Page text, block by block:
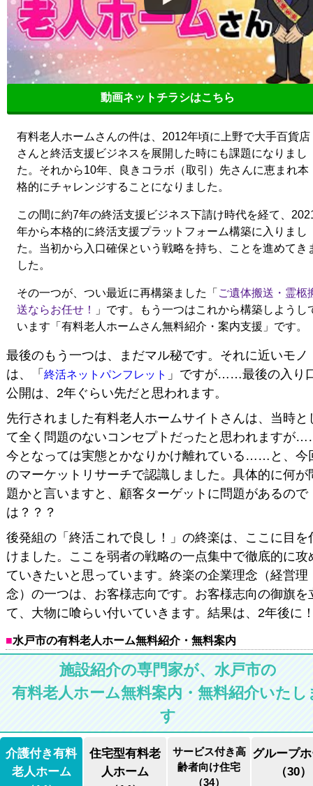
動画ネットチラシはこちら
有料老人ホームさんの件は、2012年頃に上野で大手百貨店
さんと終活支援ビジネスを展開した時にも課題になりまし
た。それから10年、良きコラボ（取引）先さんに恵まれ本
格的にチャレンジすることになりました。
この間に約7年の終活支援ビジネス下請け時代を経て、
年から本格的に終活支援プラットフォーム構築に入りまし
た。当初から入口確保という戦略を持ち、ことを進めてき
した。
その一つが、つい最近に再構築ました「 ご遺体搬送・霊柩
送ならお任せ！
」です。もう一つはこれから構築しようし
います「有料老人ホームさん無料紹介・案内支援」です。
最後のもう一つは、まだマル秘です。それに近いモノ
は、「 終活ネットパンフレット 」ですが……最後の入り
公開は、2年ぐらい先だと思われます。
先行されました有料老人ホームサイトさんは、当時と
て全く問題のないコンセプトだったと思われますが
今となっては実態とかなりかけ離れている……と、今
のマーケットリサーチで認識しました。具体的に何が
題かと言いますと、顧客ターゲットに問題があるので
は？？？
後発組の「終活これで良し！」の終楽は、ここに目を
けました。ここを弱者の戦略の一点集中で徹底的に攻
ていきたいと思っています。終楽の企業理念（経営理
念）の一つは、お客様志向です。お客様志向の御旗を
て、大物に喰らい付いていきます。結果は、2年後に
水戸市の有料老人ホーム無料紹介・無料案内
施設紹介の専門家が、水戸市の
有料老人ホーム無料案内・無料紹介いたし
す
介護付き有料
老人ホーム
住宅型有料老
人ホーム
サービス付き高
齢者向け住宅
（34）
グループ
（30）